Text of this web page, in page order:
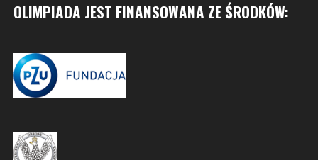
OLIMPIADA JEST FINANSOWANA ZE ŚRODKÓW: